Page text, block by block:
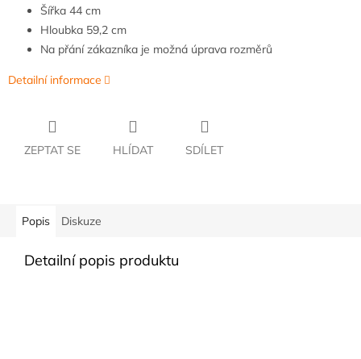
Šířka 44 cm
Hloubka 59,2 cm
Na přání zákazníka je možná úprava rozměrů
Detailní informace
ZEPTAT SE HLÍDAT SDÍLET
Popis Diskuze
Detailní popis produktu